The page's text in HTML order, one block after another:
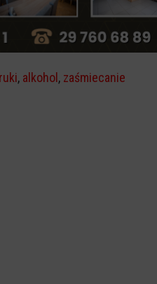
, alkohol , zaśmiecanie